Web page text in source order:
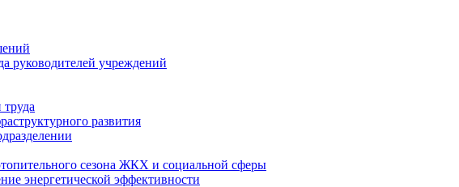
руководителей учреждений
развития
сезона ЖКХ и социальной сферы
энергетической эффективности